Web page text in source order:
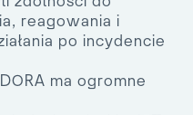
reagowania i
po incydencie
ma ogromne